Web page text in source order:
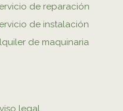
de reparación
de instalación
de maquinaria
legal